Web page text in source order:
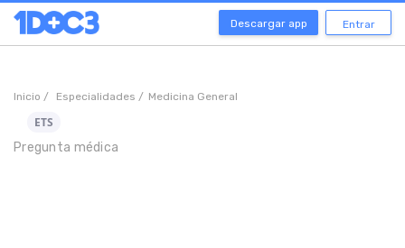
Descargar app Entrar
Inicio / Especialidades / Medicina General
ETS
Pregunta médica